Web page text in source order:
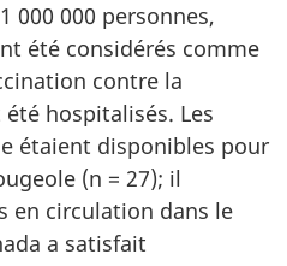
000 000 personnes,
été considérés comme
contre la
hospitalisés. Les
étaient disponibles pour
(n = 27); il
en circulation dans le
a satisfait